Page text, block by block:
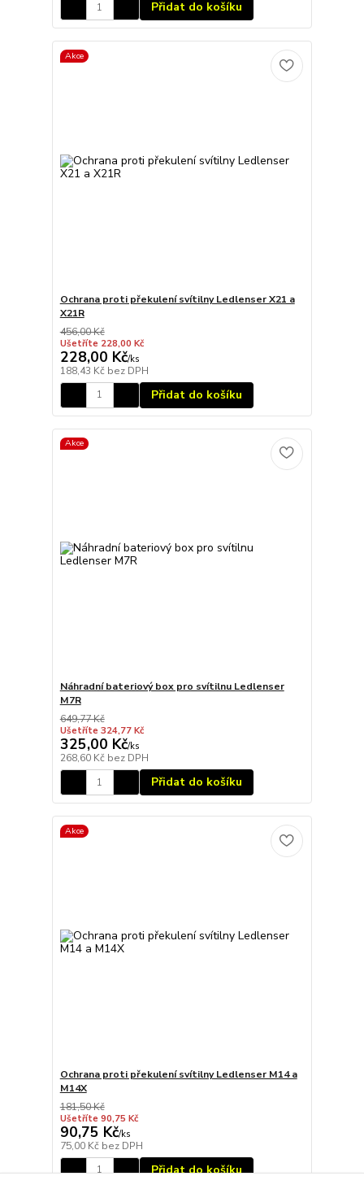
Přidat do košíku
Akce
Ochrana proti překulení svítilny Ledlenser X21 a
X21R
456,00 Kč
Ušetříte 228,00 Kč
228,00 Kč/ks
188,43 Kč bez DPH
Přidat do košíku
Akce
Náhradní bateriový box pro svítilnu Ledlenser
M7R
649,77 Kč
Ušetříte 324,77 Kč
325,00 Kč/ks
268,60 Kč bez DPH
Přidat do košíku
Akce
Ochrana proti překulení svítilny Ledlenser M14 a
M14X
181,50 Kč
Ušetříte 90,75 Kč
90,75 Kč/ks
75,00 Kč bez DPH
Přidat do košíku